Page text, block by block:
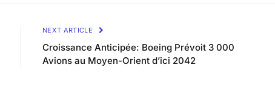
NEXT ARTICLE
Croissance Anticipée: Boeing Prévoit 3 000
Avions au Moyen-Orient d’ici 2042